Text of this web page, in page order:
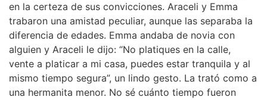
en la certeza de sus convicciones. Araceli y Emma
trabaron una amistad peculiar, aunque las separaba la
diferencia de edades. Emma andaba de novia con
alguien y Araceli le dijo: “No platiques en la calle,
vente a platicar a mi casa, puedes estar tranquila y al
mismo tiempo segura”, un lindo gesto. La trató como a
una hermanita menor. No sé cuánto tiempo fueron